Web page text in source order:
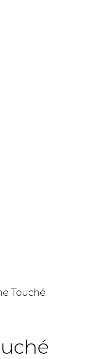
Touché